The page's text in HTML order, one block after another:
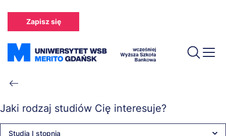
treści
Zapisz się
Ścieżka
nawigacyjna
Jaki rodzaj studiów Cię interesuje?
Studia I stopnia